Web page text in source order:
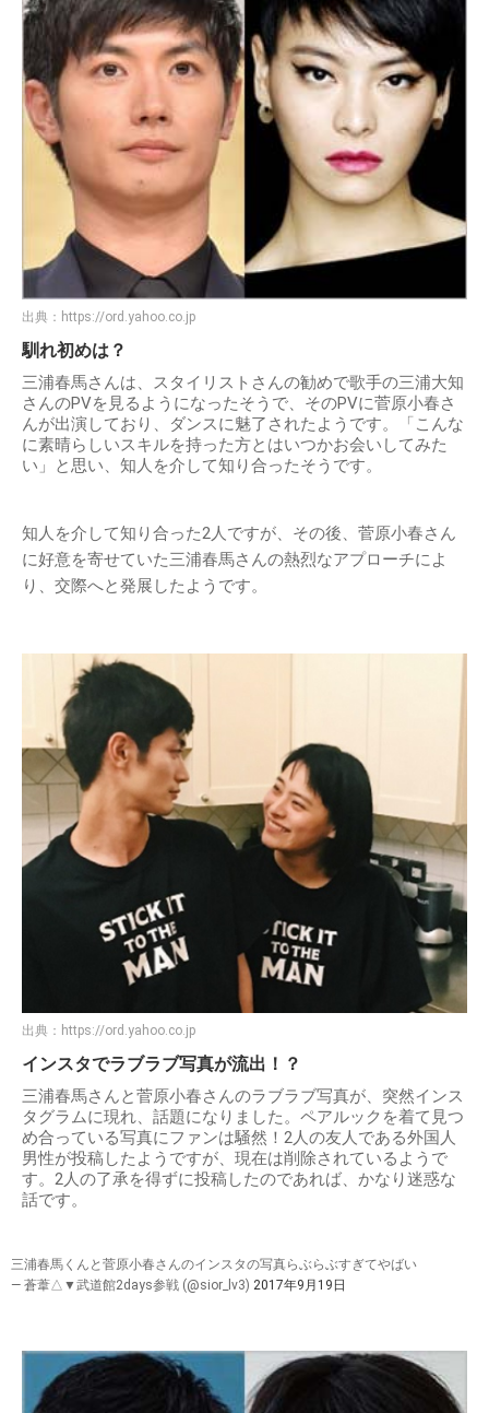
出典： https://ord.yahoo.co.jp
馴れ初めは？
三浦春馬さんは、スタイリストさんの勧めで歌手の三浦大知
さんのPVを見るようになったそうで、そのPVに菅原小春さ
んが出演しており、ダンスに魅了されたようです。「こんな
に素晴らしいスキルを持った方とはいつかお会いしてみた
い」と思い、知人を介して知り合ったそうです。
知人を介して知り合った2人ですが、その後、菅原小春さん
に好意を寄せていた三浦春馬さんの熱烈なアプローチによ
り、交際へと発展したようです。
出典： https://ord.yahoo.co.jp
インスタでラブラブ写真が流出！？
三浦春馬さんと菅原小春さんのラブラブ写真が、突然インス
タグラムに現れ、話題になりました。ペアルックを着て見つ
め合っている写真にファンは騒然！2人の友人である外国人
男性が投稿したようですが、現在は削除されているようで
す。2人の了承を得ずに投稿したのであれば、かなり迷惑な
話です。
三浦春馬くんと菅原小春さんのインスタの写真らぶらぶすぎてやばい
— 蒼葦△▼武道館2days参戦 (@sior_lv3) 2017年9月19日